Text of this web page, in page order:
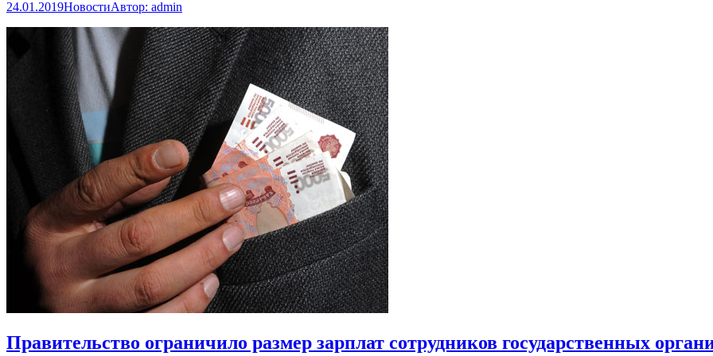
24.01.2019НовостиАвтор: admin
Правительство ограничило размер зарплат сотрудников государственных